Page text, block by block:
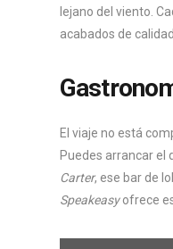
lejano del viento.
acabados de
El viaje no está
Puedes arrancar el
Carter, ese bar de
Speakeasyofrece